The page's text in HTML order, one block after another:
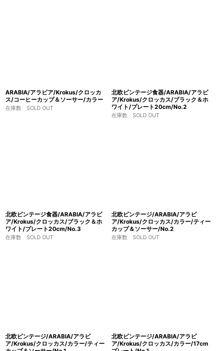
ARABIA/アラビア/Krokus/クロッカ
ス/コーヒーカップ＆ソーサー/カラー
在庫数 SOLD OUT
北欧ビンテージ食器/ARABIA/アラビ
ア/Krokus/クロッカス/ブラック＆ホ
ワイト/プレート20cm/No.2
在庫数 SOLD OUT
北欧ビンテージ食器/ARABIA/アラビ
ア/Krokus/クロッカス/ブラック＆ホ
ワイト/プレート20cm/No.3
在庫数 SOLD OUT
北欧ビンテージ/ARABIA/アラビ
ア/Krokus/クロッカス/カラー/ティー
カップ＆ソーサー/No.2
在庫数 SOLD OUT
北欧ビンテージ/ARABIA/アラビ
ア/Krokus/クロッカス/カラー/ティー
北欧ビンテージ/ARABIA/アラビ
ア/Krokus/クロッカス/カラー/17cm